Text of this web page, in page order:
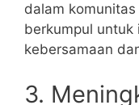
dalam
berkumpul untuk
kebersamaan
3.